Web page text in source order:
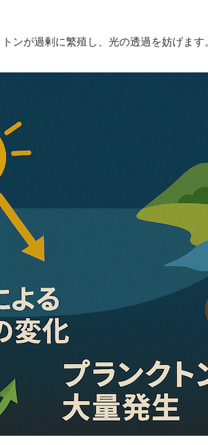
ンが過剰に繁殖し、光の透過を妨げます。